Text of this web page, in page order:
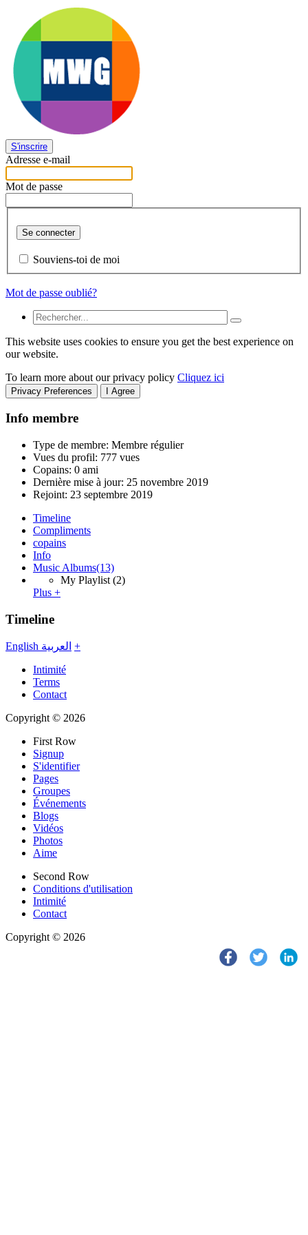
S'inscrire
Adresse e-mail
Mot de passe
Se connecter
Souviens-toi de moi
Mot de passe oublié?
This website uses cookies to ensure you get the best experience on
our website.
To learn more about our privacy policy Cliquez ici
Privacy Preferences I Agree
Info membre
Type de membre: Membre régulier
Vues du profil: 777 vues
Copains: 0 ami
Dernière mise à jour: 25 novembre 2019
Rejoint: 23 septembre 2019
Timeline
Compliments
copains
Info
Music Albums(13)
My Playlist (2)
Plus +
Timeline
English العربية +
Intimité
Terms
Contact
Copyright © 2026
First Row
Signup
S'identifier
Pages
Groupes
Événements
Blogs
Vidéos
Photos
Aime
Second Row
Conditions d'utilisation
Intimité
Contact
Copyright © 2026